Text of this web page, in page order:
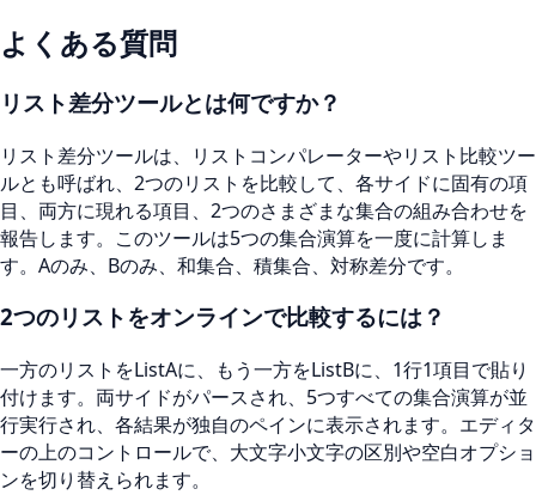
よくある質問
リスト差分ツールとは何ですか？
リスト差分ツールは、リストコンパレーターやリスト比較ツー
ルとも呼ばれ、2つのリストを比較して、各サイドに固有の項
目、両方に現れる項目、2つのさまざまな集合の組み合わせを
報告します。このツールは5つの集合演算を一度に計算しま
す。Aのみ、Bのみ、和集合、積集合、対称差分です。
2つのリストをオンラインで比較するには？
一方のリストをListAに、もう一方をListBに、1行1項目で貼り
付けます。両サイドがパースされ、5つすべての集合演算が並
行実行され、各結果が独自のペインに表示されます。エディタ
ーの上のコントロールで、大文字小文字の区別や空白オプショ
ンを切り替えられます。